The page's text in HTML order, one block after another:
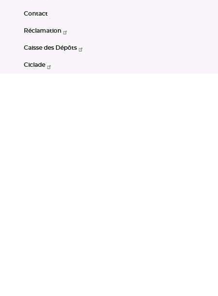
Contact
Réclamation
Caisse des Dépôts
Ciclade